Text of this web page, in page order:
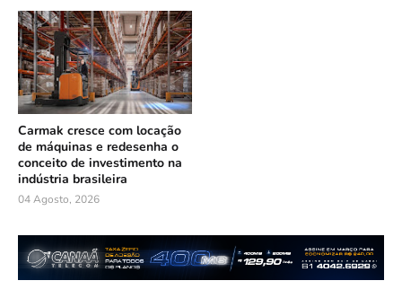
Carmak cresce com locação
de máquinas e redesenha o
conceito de investimento na
indústria brasileira
04 Agosto, 2026